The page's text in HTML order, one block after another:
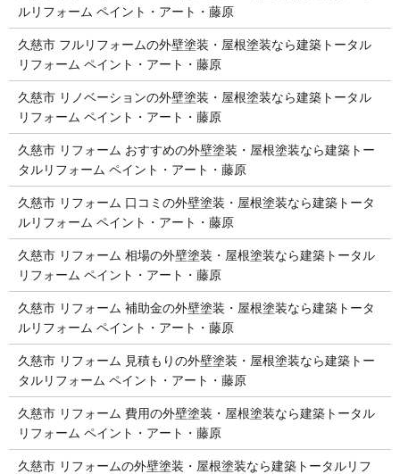
ルリフォーム ペイント・アート・藤原
久慈市 フルリフォームの外壁塗装・屋根塗装なら建築トータル
リフォーム ペイント・アート・藤原
久慈市 リノベーションの外壁塗装・屋根塗装なら建築トータル
リフォーム ペイント・アート・藤原
久慈市 リフォーム おすすめの外壁塗装・屋根塗装なら建築トー
タルリフォーム ペイント・アート・藤原
久慈市 リフォーム 口コミの外壁塗装・屋根塗装なら建築トータ
ルリフォーム ペイント・アート・藤原
久慈市 リフォーム 相場の外壁塗装・屋根塗装なら建築トータル
リフォーム ペイント・アート・藤原
久慈市 リフォーム 補助金の外壁塗装・屋根塗装なら建築トータ
ルリフォーム ペイント・アート・藤原
久慈市 リフォーム 見積もりの外壁塗装・屋根塗装なら建築トー
タルリフォーム ペイント・アート・藤原
久慈市 リフォーム 費用の外壁塗装・屋根塗装なら建築トータル
リフォーム ペイント・アート・藤原
久慈市 リフォームの外壁塗装・屋根塗装なら建築トータルリフ